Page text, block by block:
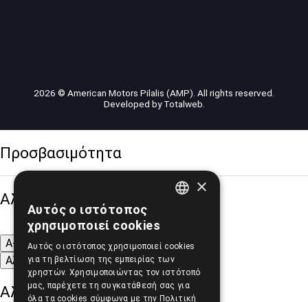
2026 © American Motors Pilalis (AMP). All rights reserved.
Developed byTotalweb
Προσβασιμότητα
Αλλαγή Μεγέθους
A- A+
A
Αλλαγή Γραμματοσειράς
Αλλαγή Χρώματος
×
Αυτός ο ιστότοπος
χρησιμοποιεί cookies
Αυτός ο ιστότοπος χρησιμοποιεί cookies
για τη βελτίωση της εμπειρίας των
χρηστών. Χρησιμοποιώντας τον ιστότοπό
μας, παρέχετε τη συγκατάθεσή σας για
όλα τα cookies σύμφωνα με την Πολιτική